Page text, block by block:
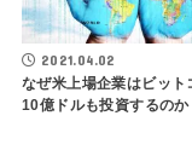
2021.04.02
なぜ米上場企業はビット
10億ドルも投資するのか